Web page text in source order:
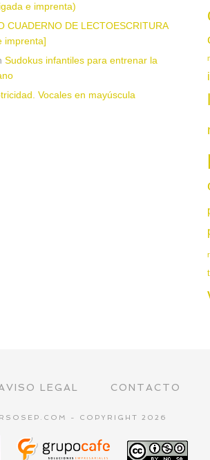
e imprenta)
CUADERNO DE LECTOESCRITURA
imprenta]
Sudokus infantiles para entrenar la
Vocales en mayúscula
LEGAL CONTACTO
- COPYRIGHT 2026